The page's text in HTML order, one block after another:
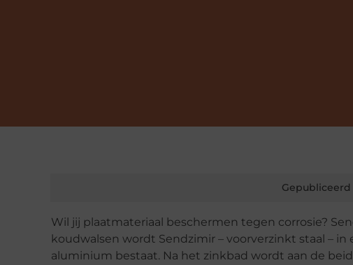
Wil jij plaatmateriaal beschermen tegen corrosie?
koudwalsen wordt Sendzimir – voorverzinkt staal –
aluminium bestaat. Na het zinkbad wordt aan de